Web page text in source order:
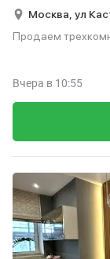
Москва, ул
Продаем
Вчера в 10:55